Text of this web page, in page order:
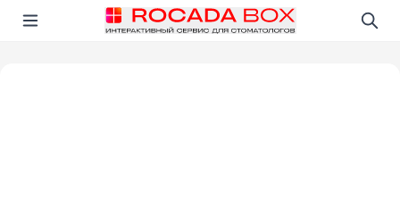
Открыть в приложении!